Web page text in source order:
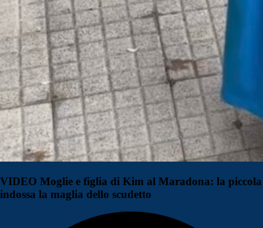
VIDEO Moglie e figlia di Kim al Maradona: la piccola
indossa la maglia dello scudetto